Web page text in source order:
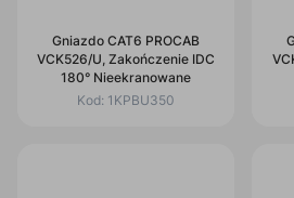
Gniazdo CAT6 PROCAB
VCK526/U, Zakończenie IDC
180° Nieekranowane
Kod: 1KPBU350